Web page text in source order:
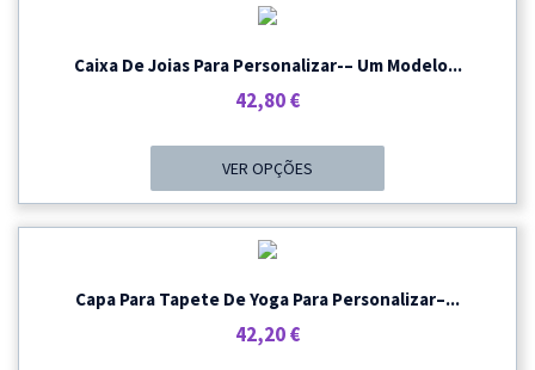
Caixa De Joias Para Personalizar-– Um Modelo...
42,80€
VER OPÇÕES
Capa Para Tapete De Yoga Para Personalizar–...
42,20€